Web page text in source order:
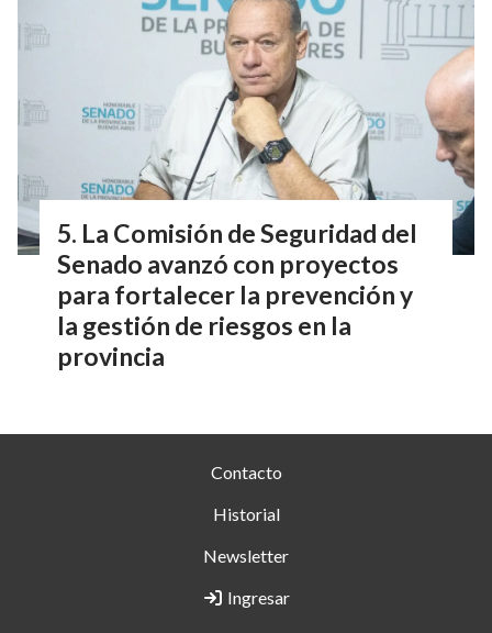
La Comisión de Seguridad del
Senado avanzó con proyectos
para fortalecer la prevención y
la gestión de riesgos en la
provincia
Contacto
Historial
Newsletter
Ingresar